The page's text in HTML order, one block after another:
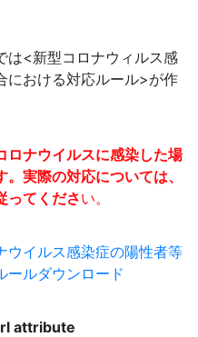
は<新型コロナウィルス感
における対応ルール>が作
ロナウイルスに感染した場
実際の対応については、
ってください。
ウイルス感染症の陽性者等
ールダウンロード
attribute